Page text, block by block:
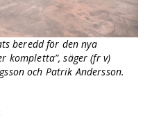
beredd för den nya
kompletta”, säger (fr v)
och Patrik Andersson.